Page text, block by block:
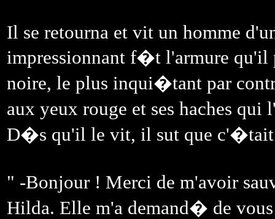
Il se retourna et vit un homme
impressionnant f�t l'armure
noire, le plus inqui�tant par
aux yeux rouge et ses haches
D�s qu'il le vit, il sut que c'�tait
" -Bonjour ! Merci de m'avoir
Hilda. Elle m'a demand� de